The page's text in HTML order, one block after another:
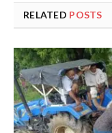
RELATED POSTS